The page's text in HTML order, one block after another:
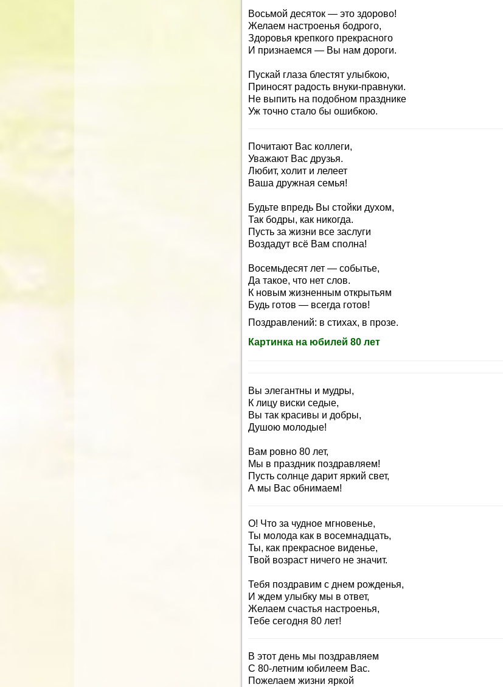
Восьмой десяток — это здорово!
Желаем настроенья бодрого,
Здоровья крепкого прекрасного
И признаемся — Вы нам дороги.
Пускай глаза блестят улыбкою,
Приносят радость внуки-правнуки.
Не выпить на подобном празднике
Уж точно стало бы ошибкою.
Почитают Вас коллеги,
Уважают Вас друзья.
Любит, холит и лелеет
Ваша дружная семья!
Будьте впредь Вы стойки духом,
Так бодры, как никогда.
Пусть за жизни все заслуги
Воздадут всё Вам сполна!
Восемьдесят лет — событье,
Да такое, что нет слов.
К новым жизненным открытьям
Будь готов — всегда готов!
Поздравлений: в стихах, в прозе.
Картинка на юбилей 80 лет
Вы элегантны и мудры,
К лицу виски седые,
Вы так красивы и добры,
Душою молодые!
Вам ровно 80 лет,
Мы в праздник поздравляем!
Пусть солнце дарит яркий свет,
А мы Вас обнимаем!
О! Что за чудное мгновенье,
Ты молода как в восемнадцать,
Ты, как прекрасное виденье,
Твой возраст ничего не значит.
Тебя поздравим с днем рожденья,
И ждем улыбку мы в ответ,
Желаем счастья настроенья,
Тебе сегодня 80 лет!
В этот день мы поздравляем
С 80-летним юбилеем Вас.
Пожелаем жизни яркой